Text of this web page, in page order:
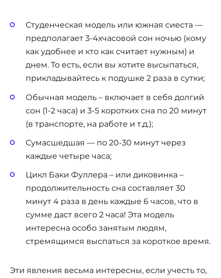
Студенческая модель или южная сиеста —
предполагает 3-4хчасовой сон ночью (кому
как удобнее и кто как считает нужным) и
днем. То есть, если вы хотите высыпаться,
прикладывайтесь к подушке 2 раза в сутки;
Обычная модель – включает в себя долгий
сон (1-2 часа) и 3-5 коротких сна по 20 минут
(в транспорте, на работе и т.д.);
Сумасшедшая — по 20-30 минут через
каждые четыре часа;
Цикл Баки Фуллера – или диковинка –
продолжительность сна составляет 30
минут 4 раза в день каждые 6 часов, что в
сумме даст всего 2 часа! Эта модель
интересна особо занятым людям,
стремящимся выспаться за короткое время.
Эти явления весьма интересны, если учесть то,